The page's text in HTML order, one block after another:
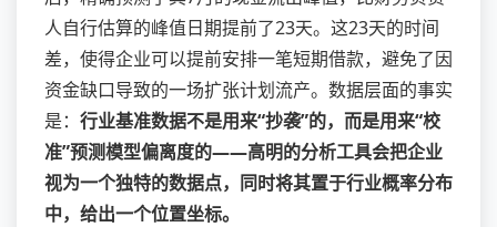
人自行估算的峰值日期提前了23天。这23天的时间
差，使得企业可以提前安排一笔短期借款，避免了因
资金缺口导致的一场扩张计划流产。数据层面的事实
是： 行业基准数据不是用来“抄袭”的，而是用来“校
准”预测模型偏离度的——高明的分析工具会把企业
视为一个独特的数据点，同时将其置于行业概率分布
中，给出一个位置坐标。